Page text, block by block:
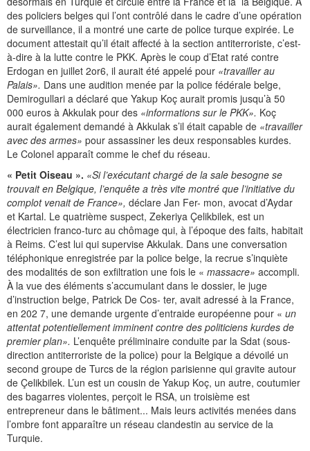
des policiers belges qui l’ont contrôlé dans le cadre d’une opération
de surveillance, il a montré une carte de police turque expirée. Le
document attestait qu’il était affecté à la section antiterroriste, c’est-
à-dire à la lutte contre le PKK. Après le coup d’Etat raté contre
Erdogan en juillet 2or6, il aurait été appelé pour «travailler au
Palais». Dans une audition menée par la police fédérale belge,
Demirogullari a déclaré que Yakup Koç aurait promis jusqu’à 50
000 euros à Akkulak pour des «informations sur le PKK». Koç
aurait également demandé à Akkulak s’il était capable de «travailler
avec des armes» pour assassiner les deux responsables kurdes.
Le Colonel apparaît comme le chef du réseau.
« Petit Oiseau ». «Si l’exécutant chargé de la sale besogne se
trouvait en Belgique, l’enquête a très vite montré que l’initiative du
complot venait de France», déclare Jan Fer- mon, avocat d’Aydar
et Kartal. Le quatrième suspect, Zekeriya Çelikbilek, est un
électricien franco-turc au chômage qui, à l’époque des faits, habitait
à Reims. C’est lui qui supervise Akkulak. Dans une conversation
téléphonique enregistrée par la police belge, la recrue s’inquiète
des modalités de son exfiltration une fois le « massacre» accompli.
À la vue des éléments s’accumulant dans le dossier, le juge
d’instruction belge, Patrick De Cos- ter, avait adressé à la France,
en 202 7, une demande urgente d’entraide européenne pour « un
attentat potentiellement imminent contre des politiciens kurdes de
premier plan». L’enquête préliminaire conduite par la Sdat (sous-
direction antiterroriste de la police) pour la Belgique a dévoilé un
second groupe de Turcs de la région parisienne qui gravite autour
de Çelikbilek. L’un est un cousin de Yakup Koç, un autre, coutumier
des bagarres violentes, perçoit le RSA, un troisième est
entrepreneur dans le bâtiment... Mais leurs activités menées dans
l’ombre font apparaître un réseau clandestin au service de la
Turquie.